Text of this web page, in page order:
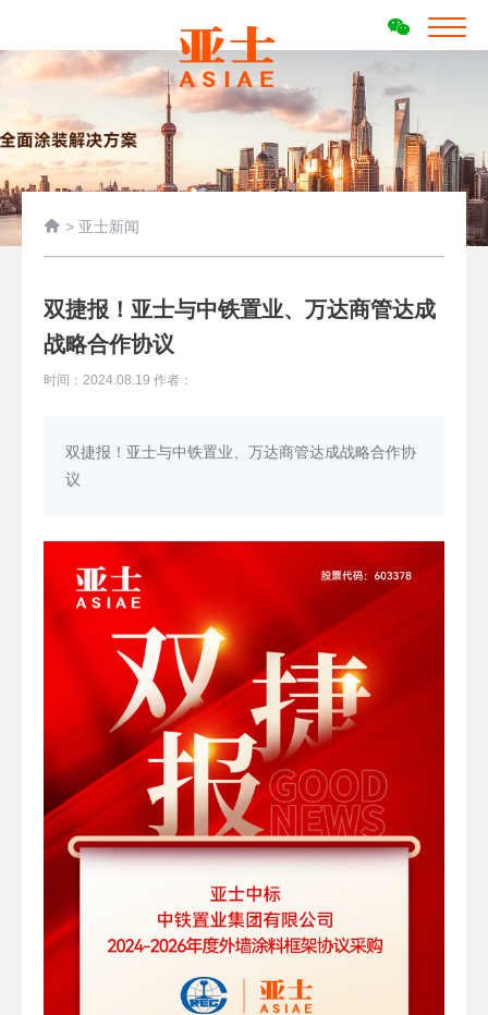
 > 亚士新闻
双捷报！亚士与中铁置业、万达商管达成
战略合作协议
时间：2024.08.19 作者：
双捷报！亚士与中铁置业、万达商管达成战略合作协
议